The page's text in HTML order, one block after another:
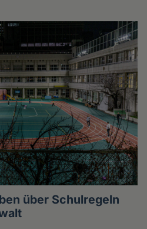
über Schulregeln